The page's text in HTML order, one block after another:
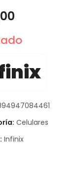
Celulares
Infinix